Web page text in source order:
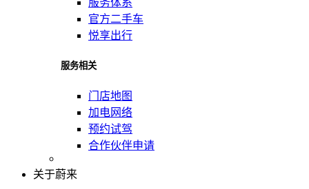
服务体系
官方二手车
悦享出行
服务相关
门店地图
加电网络
预约试驾
合作伙伴申请
关于蔚来